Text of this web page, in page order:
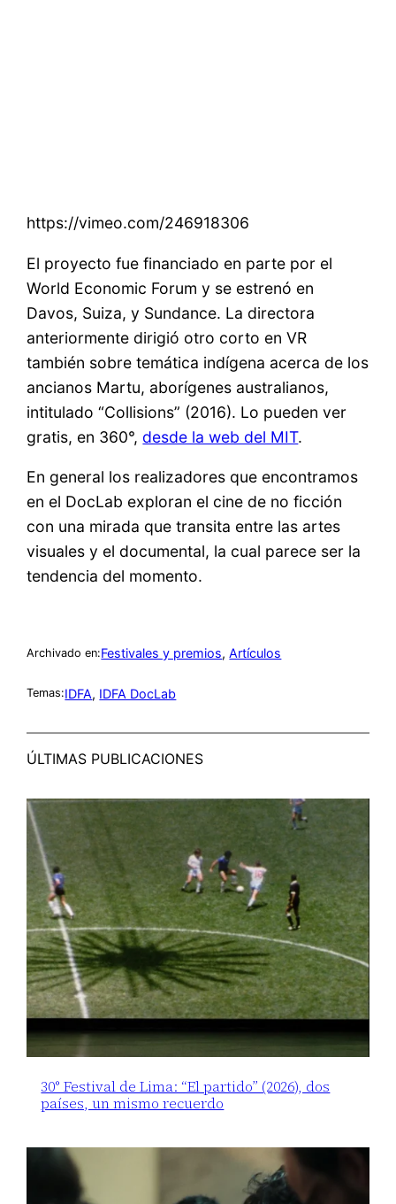
https://vimeo.com/246918306
El proyecto fue financiado en parte por el
World Economic Forum y se estrenó en
Davos, Suiza, y Sundance. La directora
anteriormente dirigió otro corto en VR
también sobre temática indígena acerca de los
ancianos Martu, aborígenes australianos,
intitulado “Collisions” (2016). Lo pueden ver
gratis, en 360°, desde la web del MIT.
En general los realizadores que encontramos
en el DocLab exploran el cine de no ficción
con una mirada que transita entre las artes
visuales y el documental, la cual parece ser la
tendencia del momento.
Archivado en:Festivales y premios, Artículos
Temas:IDFA, IDFA DocLab
ÚLTIMAS PUBLICACIONES
30° Festival de Lima: “El partido” (2026), dos
países, un mismo recuerdo